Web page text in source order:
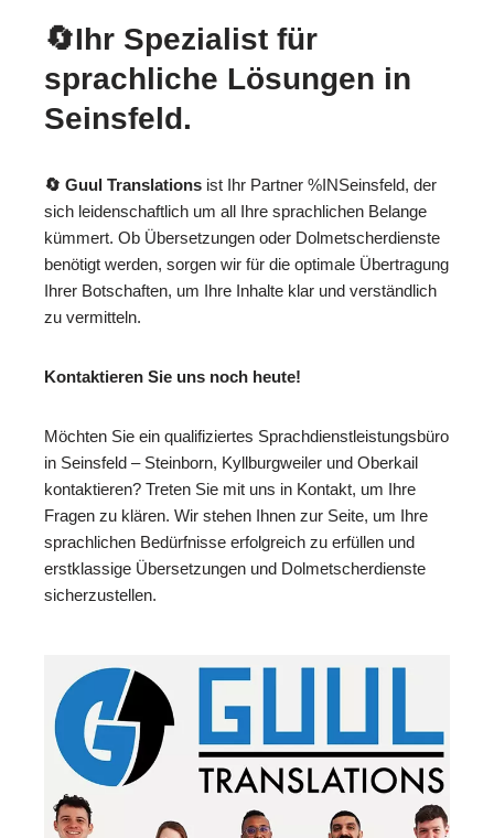
🔄Ihr Spezialist für
sprachliche Lösungen in
Seinsfeld.
🔄 Guul Translations ist Ihr Partner %INSeinsfeld, der
sich leidenschaftlich um all Ihre sprachlichen Belange
kümmert. Ob Übersetzungen oder Dolmetscherdienste
benötigt werden, sorgen wir für die optimale Übertragung
Ihrer Botschaften, um Ihre Inhalte klar und verständlich
zu vermitteln.
Kontaktieren Sie uns noch heute!
Möchten Sie ein qualifiziertes Sprachdienstleistungsbüro
in Seinsfeld – Steinborn, Kyllburgweiler und Oberkail
kontaktieren? Treten Sie mit uns in Kontakt, um Ihre
Fragen zu klären. Wir stehen Ihnen zur Seite, um Ihre
sprachlichen Bedürfnisse erfolgreich zu erfüllen und
erstklassige Übersetzungen und Dolmetscherdienste
sicherzustellen.